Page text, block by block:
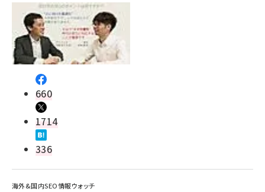
660
1714
336
海外&国内SEO情報ウォッチ